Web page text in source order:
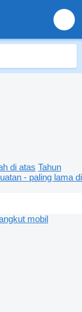
di atas Tahun
- paling lama di